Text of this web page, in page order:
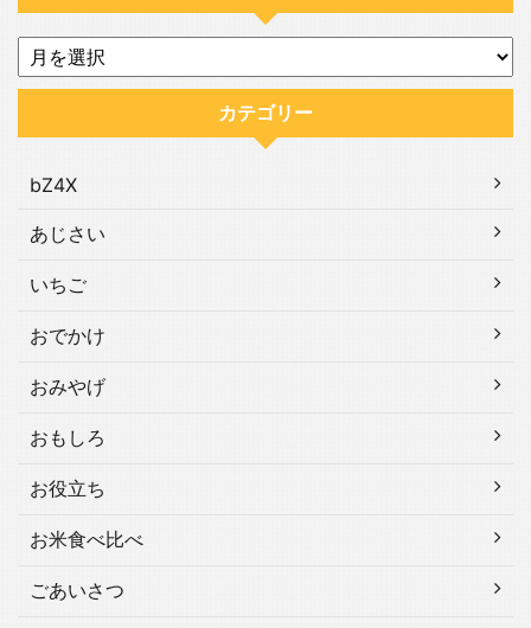
カテゴリー
bZ4X
あじさい
いちご
おでかけ
おみやげ
おもしろ
お役立ち
お米食べ比べ
ごあいさつ